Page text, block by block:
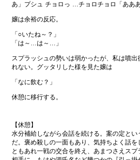
あ」プシュ チョロっ …チョロチョロ「ああ
嬢は余裕の反応。
「○いたね～？」
「は～…は～…」
スプラッシュの勢いは弱かったが、私は噴出
れない。グッタリした様を見た嬢は
「なに飲む？」
休憩に移行する。
【休憩】
水分補給しながら会話を続ける。案の定と
だ。褒め殺しの一面もあり、気持ちよく話を
ともあれ一戦の交合を終え、あまつさえス